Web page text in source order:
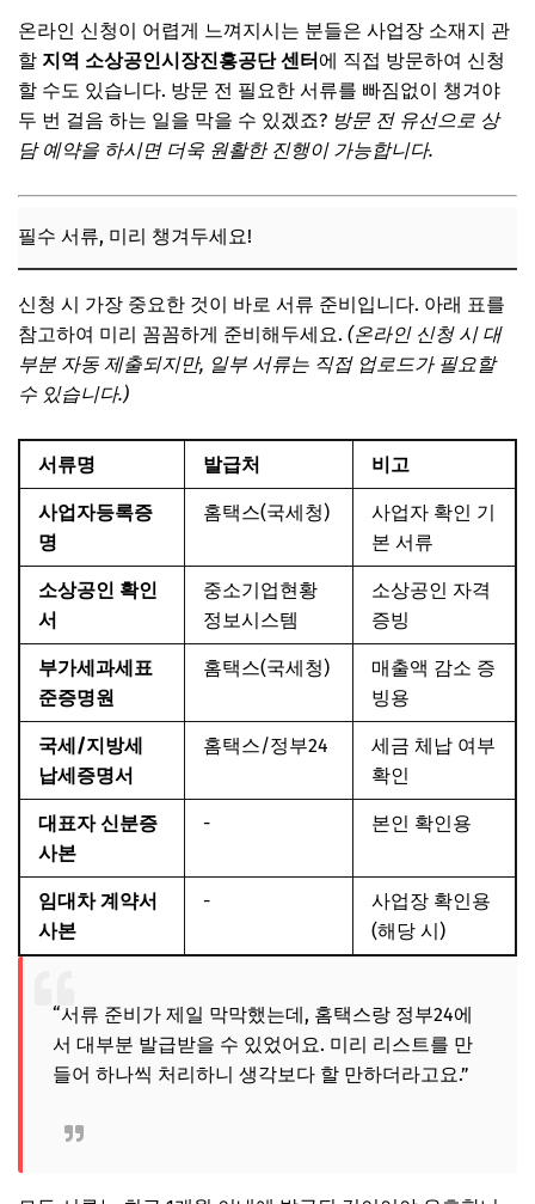
온라인 신청이 어렵게 느껴지시는 분들은 사업장 소재지 관
할 지역 소상공인시장진흥공단 센터에 직접 방문하여 신청
할 수도 있습니다. 방문 전 필요한 서류를 빠짐없이 챙겨야
두 번 걸음 하는 일을 막을 수 있겠죠? 방문 전 유선으로 상
담 예약을 하시면 더욱 원활한 진행이 가능합니다.
필수 서류, 미리 챙겨두세요!
신청 시 가장 중요한 것이 바로 서류 준비입니다. 아래 표를
참고하여 미리 꼼꼼하게 준비해두세요. (온라인 신청 시 대
부분 자동 제출되지만, 일부 서류는 직접 업로드가 필요할
수 있습니다.)
서류명 발급처 비고
사업자등록증
명
홈택스(국세청)
사업자 확인 기
본 서류
소상공인 확인
서
중소기업현황
정보시스템
소상공인 자격
증빙
부가세과세표
준증명원
홈택스(국세청)
매출액 감소 증
빙용
국세/지방세
납세증명서
홈택스/정부24
세금 체납 여부
확인
대표자 신분증
사본
- 본인 확인용
임대차 계약서
사본
-
사업장 확인용
(해당 시)
“서류 준비가 제일 막막했는데, 홈택스랑 정부24에
서 대부분 발급받을 수 있었어요. 미리 리스트를 만
들어 하나씩 처리하니 생각보다 할 만하더라고요.”